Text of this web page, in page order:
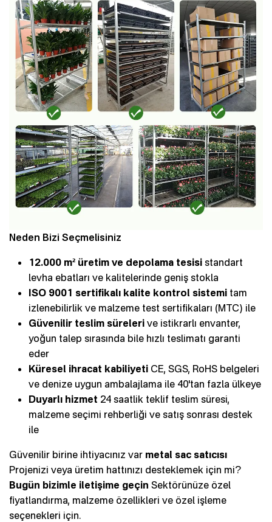
Neden Bizi Seçmelisiniz
12.000 m² üretim ve depolama tesisi standart
levha ebatları ve kalitelerinde geniş stokla
ISO 9001 sertifikalı kalite kontrol sistemi tam
izlenebilirlik ve malzeme test sertifikaları (MTC) ile
Güvenilir teslim süreleri ve istikrarlı envanter,
yoğun talep sırasında bile hızlı teslimatı garanti
eder
Küresel ihracat kabiliyeti CE, SGS, RoHS belgeleri
ve denize uygun ambalajlama ile 40'tan fazla ülkeye
Duyarlı hizmet 24 saatlik teklif teslim süresi,
malzeme seçimi rehberliği ve satış sonrası destek
ile
Güvenilir birine ihtiyacınız var metal sac satıcısı
Projenizi veya üretim hattınızı desteklemek için mi?
Bugün bizimle iletişime geçin Sektörünüze özel
fiyatlandırma, malzeme özellikleri ve özel işleme
seçenekleri için.